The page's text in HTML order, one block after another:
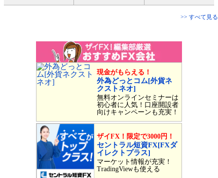
>> すべて見る
現金がもらえる！
外為どっとコム[外貨ネ
クストネオ]
無料オンラインセミナーは
初心者に人気！口座開設者
向けキャンペーンも充実！
ザイFX！限定で3000円！
セントラル短資FX[FXダ
イレクトプラス]
マーケット情報が充実！
TradingViewも使える